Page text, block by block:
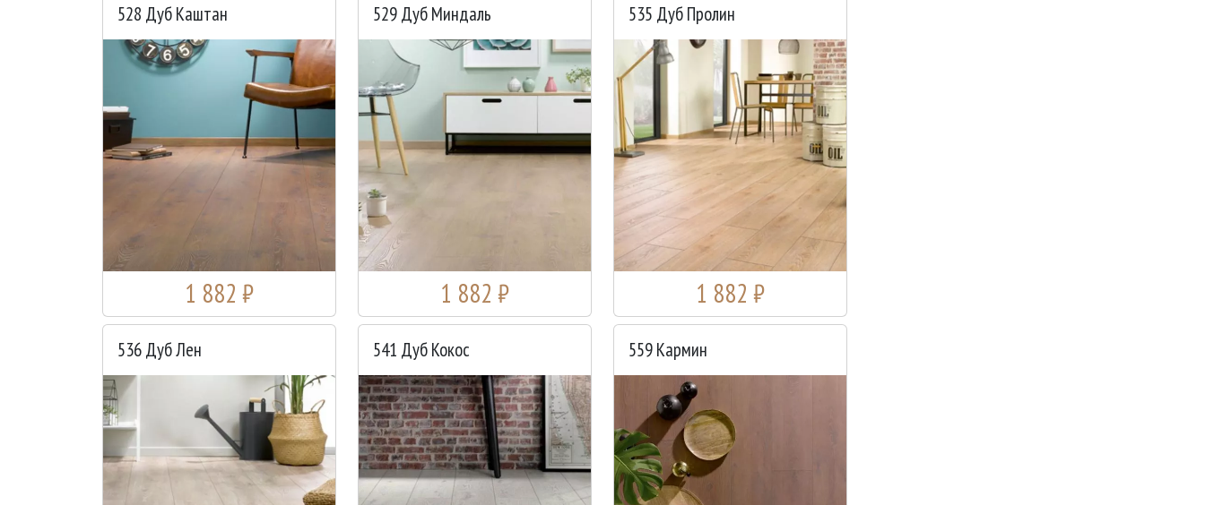
528 Дуб Каштан
1 882 ₽
529 Дуб Миндаль
1 882 ₽
535 Дуб Пролин
1 882 ₽
536 Дуб Лен 541 Дуб Кокос 559 Кармин